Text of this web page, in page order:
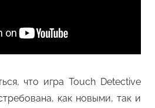
что игра Touch Detective
как новыми, так и